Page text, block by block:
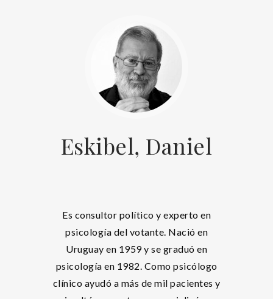
Eskibel, Daniel
Es consultor político y experto en
psicología del votante. Nació en
Uruguay en 1959 y se graduó en
psicología en 1982. Como psicólogo
clínico ayudó a más de mil pacientes y